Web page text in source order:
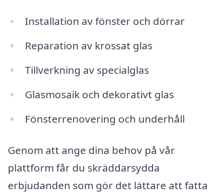
Installation av fönster och dörrar
Reparation av krossat glas
Tillverkning av specialglas
Glasmosaik och dekorativt glas
Fönsterrenovering och underhåll
Genom att ange dina behov på vår
plattform får du skräddarsydda
erbjudanden som gör det lättare att fatta